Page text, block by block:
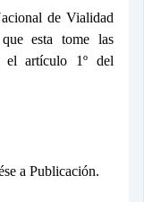
de Vialidad
esta tome las
el artículo 1º del
a Publicación.